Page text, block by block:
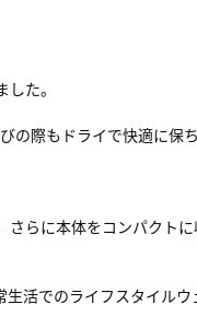
た。
際もドライで快適に保ち
らに本体をコンパクト
活でのライフスタイル